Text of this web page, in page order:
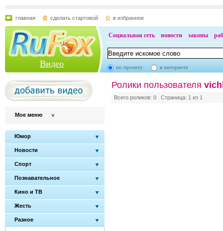
главная сделать стартовой в избранное
Видео
Социальная сеть новости законы
по проекту в интернете
Мое меню
Юмор
Новости
Спорт
Познавательное
Кино и ТВ
Жесть
Разное
Ролики пользователя
Всего роликов: 0 Страница: 1 из 1